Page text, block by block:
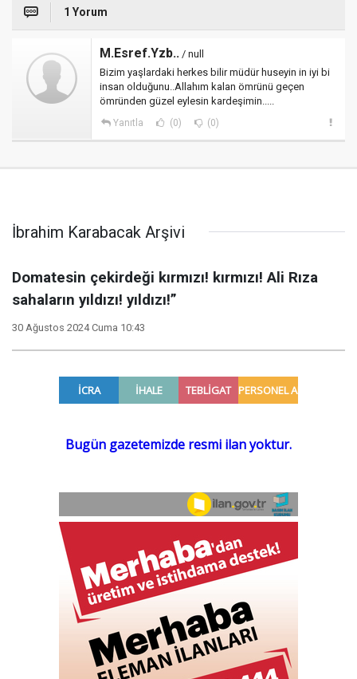
1 Yorum
M.Esref.Yzb.. / null
Bizim yaşlardaki herkes bilir müdür huseyin in iyi bi
insan olduğunu..Allahım kalan ömrünü geçen
ömründen güzel eylesin kardeşimin.....
Yanıtla (0) (0)
İbrahim Karabacak Arşivi
Domatesin çekirdeği kırmızı! kırmızı! Ali Rıza
sahaların yıldızı! yıldızı!”
30 Ağustos 2024 Cuma 10:43